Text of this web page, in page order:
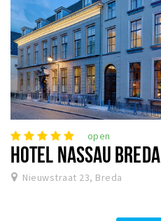
open
HOTEL NASSAU BREDA
Nieuwstraat 23, Breda